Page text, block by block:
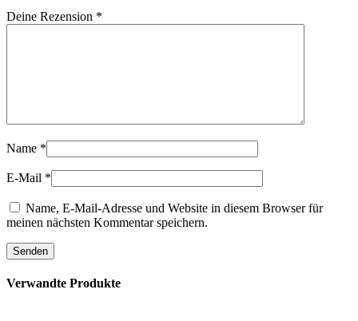
Deine Rezension *
Name *
E-Mail *
Name, E-Mail-Adresse und Website in diesem Browser für
meinen nächsten Kommentar speichern.
Verwandte Produkte